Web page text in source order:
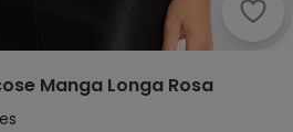
Manga Longa Rosa